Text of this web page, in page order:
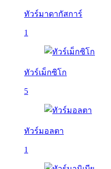
ทัวร์มาดากัสการ์
1
ทัวร์เม็กซิโก
5
ทัวร์มอลตา
1